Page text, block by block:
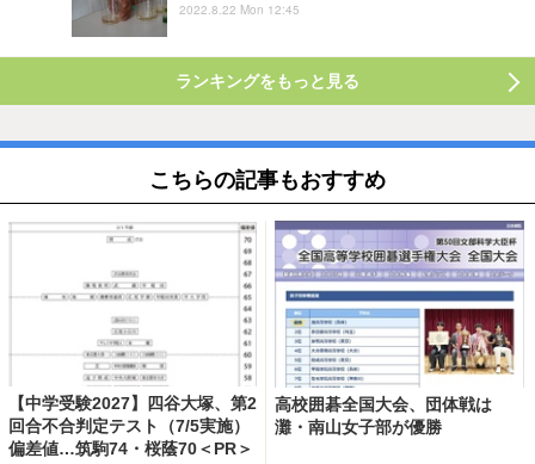
2022.8.22 Mon 12:45
ランキングをもっと見る
こちらの記事もおすすめ
【中学受験2027】四谷大塚、第2
回合不合判定テスト（7/5実施）
偏差値…筑駒74・桜蔭70＜PR＞
高校囲碁全国大会、団体戦は
灘・南山女子部が優勝